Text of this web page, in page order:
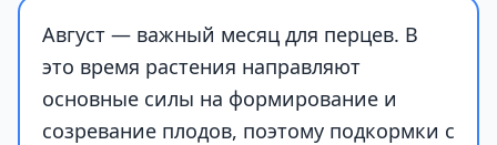
Август — важный месяц для перцев. В
это время растения направляют
основные силы на формирование и
созревание плодов, поэтому подкормки с